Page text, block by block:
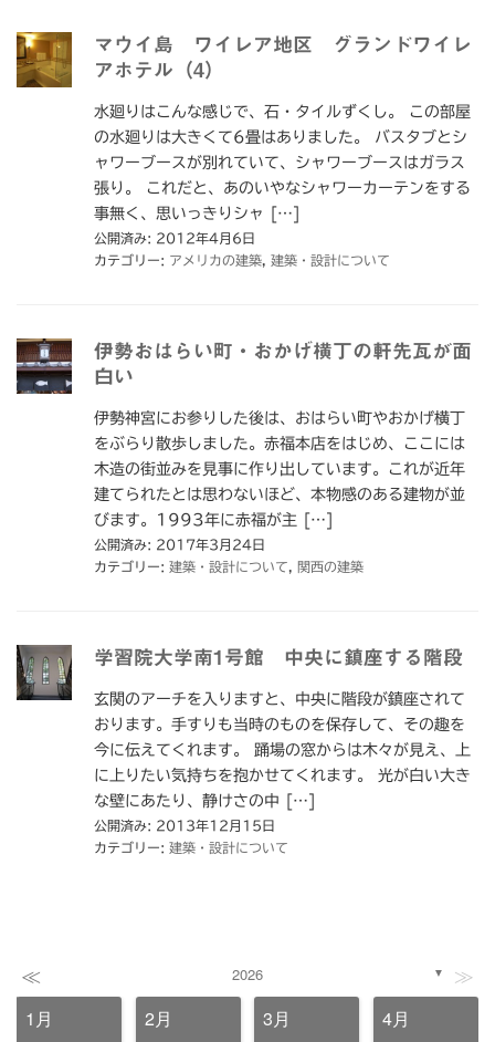
マウイ島 ワイレア地区 グランドワイレ
アホテル（4）
水廻りはこんな感じで、石・タイルずくし。 この部屋
の水廻りは大きくて6畳はありました。 バスタブとシ
ャワーブースが別れていて、シャワーブースはガラス
張り。 これだと、あのいやなシャワーカーテンをする
事無く、思いっきりシャ […]
公開済み: 2012年4月6日
カテゴリー: アメリカの建築 建築・設計について
伊勢おはらい町・おかげ横丁の軒先瓦が面
白い
伊勢神宮にお参りした後は、おはらい町やおかげ横丁
をぶらり散歩しました。赤福本店をはじめ、ここには
木造の街並みを見事に作り出しています。これが近年
建てられたとは思わないほど、本物感のある建物が並
びます。1993年に赤福が主 […]
公開済み: 2017年3月24日
カテゴリー: 建築・設計について 関西の建築
学習院大学南1号館 中央に鎮座する階段
玄関のアーチを入りますと、中央に階段が鎮座されて
おります。手すりも当時のものを保存して、その趣を
今に伝えてくれます。 踊場の窓からは木々が見え、上
に上りたい気持ちを抱かせてくれます。 光が白い大き
な壁にあたり、静けさの中 […]
公開済み: 2013年12月15日
カテゴリー: 建築・設計について
≪ 2026 ▼ ≫
1月 2月 3月 4月